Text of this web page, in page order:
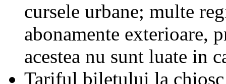
cursele urbane; multe
abonamente exterioare,
acestea nu sunt luate in
Tariful biletului la